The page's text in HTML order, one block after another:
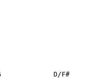
D/F#